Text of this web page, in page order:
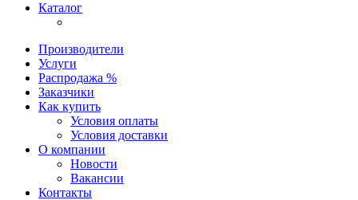
Каталог
Производители
Услуги
Распродажа %
Заказчики
Как купить
Условия оплаты
Условия доставки
О компании
Новости
Вакансии
Контакты